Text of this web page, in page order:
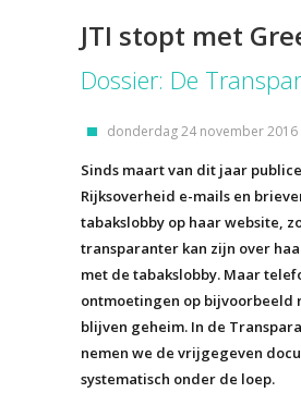
JTI stopt met
Dossier: De
donderdag 24 november 2016
Sinds maart van dit jaar
Rijksoverheid e-mails en
tabakslobby op haar website,
transparanter kan zijn over
met de tabakslobby. Maar
ontmoetingen op bijvoorbeeld
blijven geheim. In de
nemen we de vrijgegeven
systematisch onder de loep.